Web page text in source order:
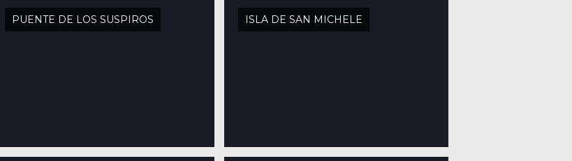
PUENTE DE LOS SUSPIROS ISLA DE SAN MICHELE